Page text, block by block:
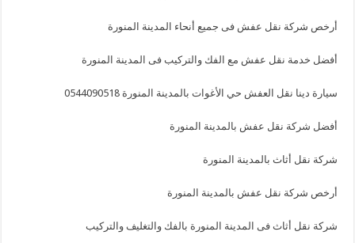
أرخص شركة نقل عفش فى جميع أنحاء المدينة المنورة
أفضل خدمة نقل عفش مع الفك والتركيب فى المدينة المنورة
سيارة دينا نقل العفش حي الأغوات بالمدينة المنورة 0544090518
أفضل شركة نقل عفش بالمدينة المنورة
شركة نقل أثاث بالمدينة المنورة
أرخص شركة نقل عفش بالمدينة المنورة
شركة نقل أثاث فى المدينة المنورة بالفك والتغليف والتركيب